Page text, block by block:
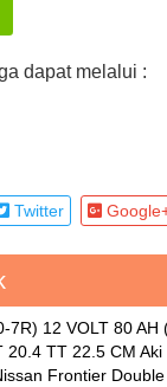
dapat melalui :
Twitter
7R) 12 VOLT 80
20.4 TT 22.5 CM
Frontier